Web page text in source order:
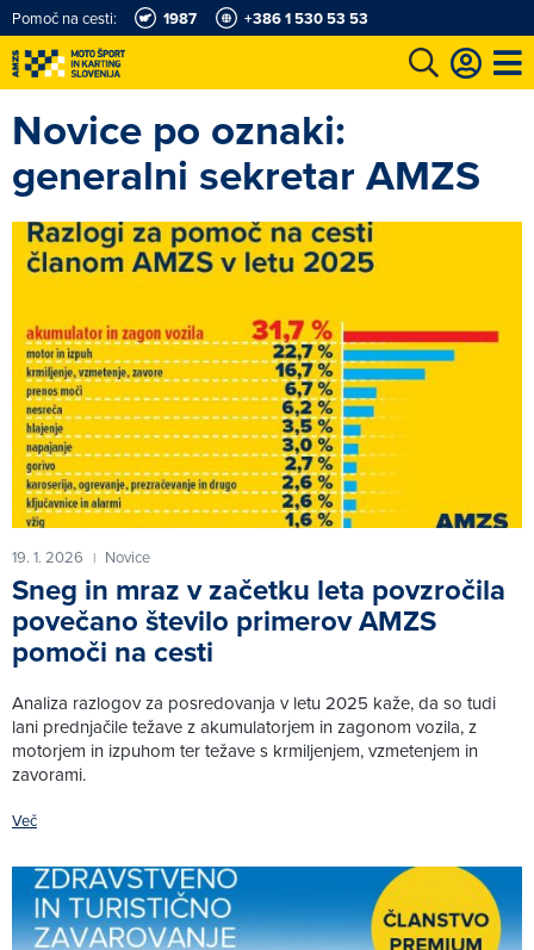
Pomoč na cesti: 1987 +386 1 530 53 53
Karting in motošportni center Najboljši za volanom
Novice po oznaki:
generalni sekretar AMZS
19. 1. 2026 | Novice
Sneg in mraz v začetku leta povzročila
povečano število primerov AMZS
pomoči na cesti
Analiza razlogov za posredovanja v letu 2025 kaže, da so tudi
lani prednjačile težave z akumulatorjem in zagonom vozila, z
motorjem in izpuhom ter težave s krmiljenjem, vzmetenjem in
zavorami.
Več